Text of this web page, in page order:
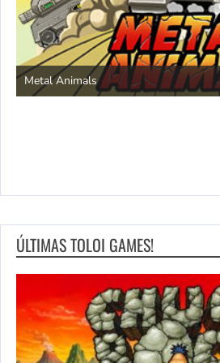
Metal Animals
ÚLTIMAS TOLOI GAMES!